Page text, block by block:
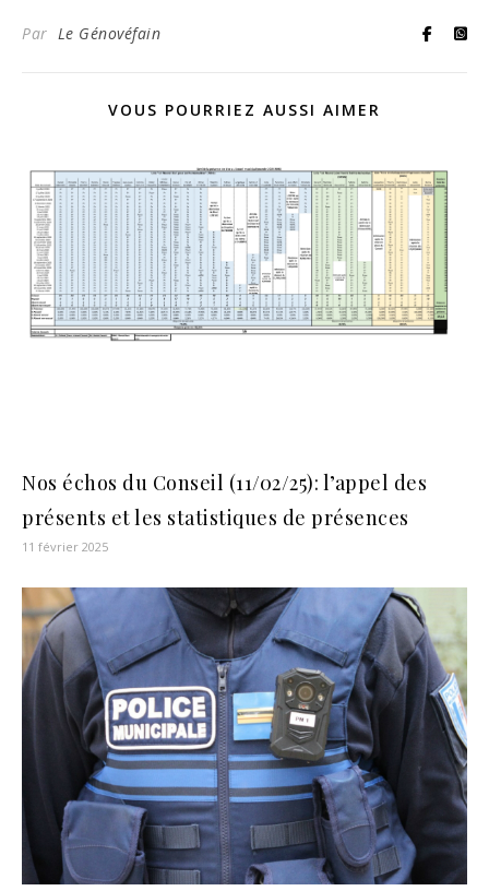
Par Le Génovéfain
VOUS POURRIEZ AUSSI AIMER
Nos échos du Conseil (11/02/25): l’appel des
présents et les statistiques de présences
11 février 2025